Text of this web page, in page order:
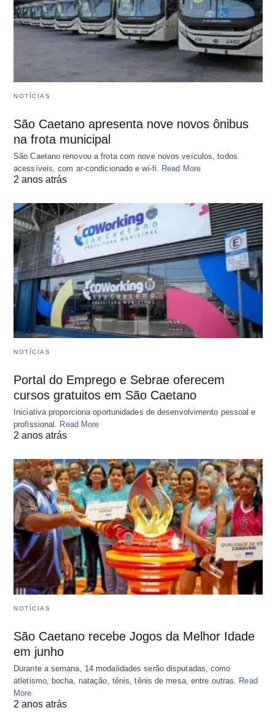
NOTÍCIAS
São Caetano apresenta nove novos ônibus
na frota municipal
São Caetano renovou a frota com nove novos veículos, todos
acessíveis, com ar-condicionado e wi-fi. Read More
2 anos atrás
NOTÍCIAS
Portal do Emprego e Sebrae oferecem
cursos gratuitos em São Caetano
Iniciativa proporciona oportunidades de desenvolvimento pessoal e
profissional. Read More
2 anos atrás
NOTÍCIAS
São Caetano recebe Jogos da Melhor Idade
em junho
Durante a semana, 14 modalidades serão disputadas, como
atletismo, bocha, natação, tênis, tênis de mesa, entre outras. Read
More
2 anos atrás